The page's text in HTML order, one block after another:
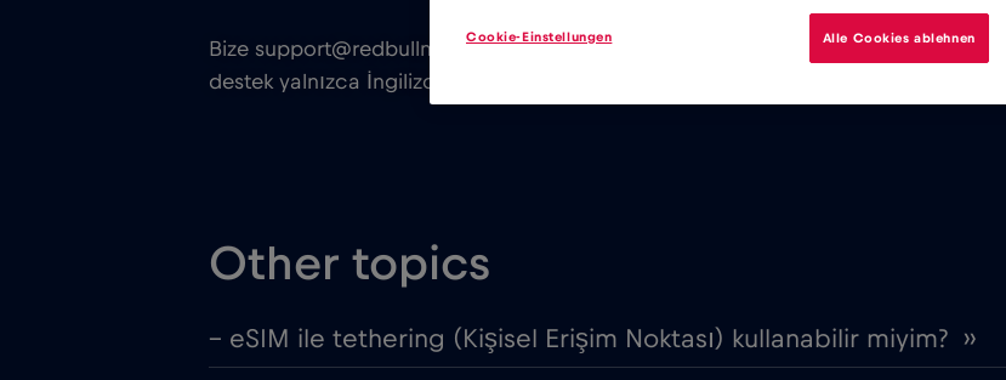
Bize support@redbullmobile.com adresinden bir e-posta gönderin – en kısa
destek yalnızca İngilizce ve Almanca dillerinde sağlanmaktadır!)
Other topics
– eSIM ile tethering (Kişisel Erişim Noktası) kullanabilir miyim? ››
Alle Cookies ablehnen
Cookie-Einstellungen